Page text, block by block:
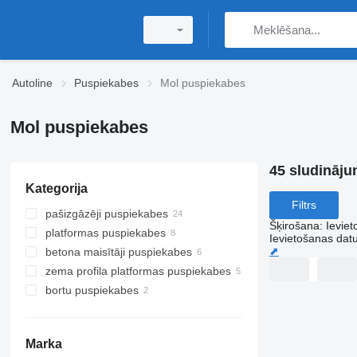
Autoline Puspiekabes Mol puspiekabes
Mol puspiekabes
Kategorija
pašizgāzēji puspiekabes
platformas puspiekabes
betona maisītāji puspiekabes
zema profila platformas puspiekabes
bortu puspiekabes
Marka
45
Filtrs
Šķirošana:
Ievietošanas
⬈